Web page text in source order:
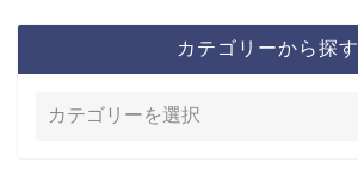
カテゴリーから探す